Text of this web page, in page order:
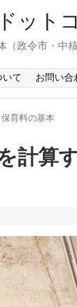
ット
（政令市・中
いて お問い合
保育料の基本
計算